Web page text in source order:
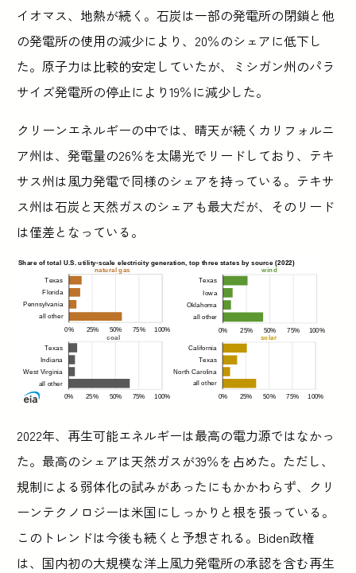
イオマス、地熱が続く。石炭は一部の発電所の閉鎖と他
の発電所の使用の減少により、20％のシェアに低下し
た。原子力は比較的安定していたが、ミシガン州のパラ
サイズ発電所の停止により19％に減少した。
クリーンエネルギーの中では、晴天が続くカリフォルニ
ア州は、発電量の26％を太陽光でリードしており、テキ
サス州は風力発電で同様のシェアを持っている。テキサ
ス州は石炭と天然ガスのシェアも最大だが、そのリード
は僅差となっている。
2022年、再生可能エネルギーは最高の電力源ではなかっ
た。最高のシェアは天然ガスが39％を占めた。ただし、
規制による弱体化の試みがあったにもかかわらず、クリ
ーンテクノロジーは米国にしっかりと根を張っている。
このトレンドは今後も続くと予想される。Biden政権
は、国内初の大規模な洋上風力発電所の承認を含む再生